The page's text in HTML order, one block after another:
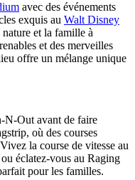
avec des événements
exquis au Walt Disney
et la famille à
et des merveilles
offre un mélange unique
N-Out avant de faire
où des courses
la course de vitesse au
éclatez-vous au Raging
pour les familles.